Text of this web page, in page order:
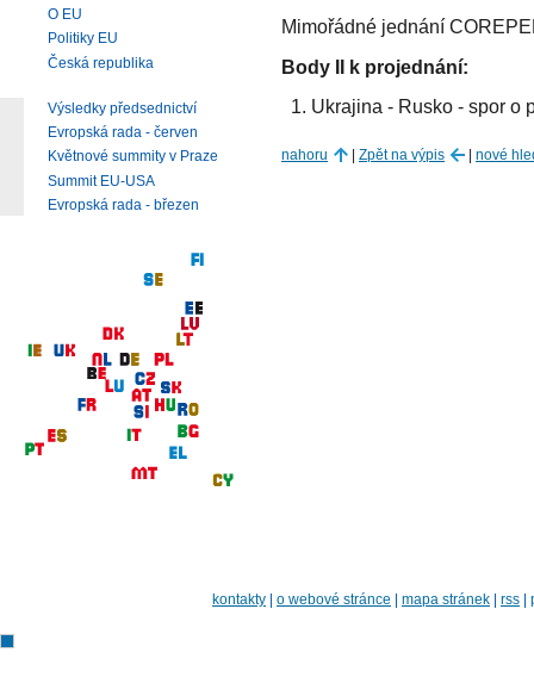
Mimořádné jednání
Body II k projednání:
Ukrajina - Rusko - spor o
nahoru Zpět na výpis nové
O EU
Politiky EU
Česká republika
Výsledky předsednictví
Evropská rada - červen
Květnové summity v Praze
Summit EU-USA
Evropská rada - březen
kontakty o webové stránce mapa stránek rss